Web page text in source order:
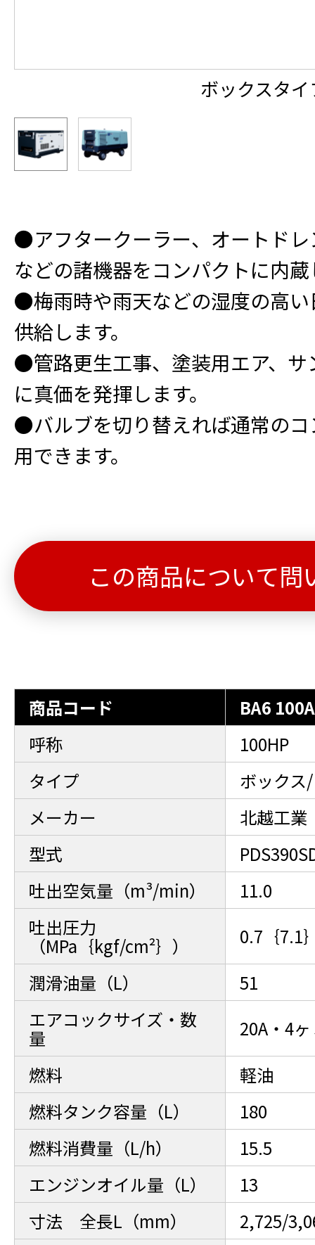
ボックスタイ
●アフタークーラー、オートド
などの諸機器をコンパクトに内
●梅雨時や雨天などの湿度の高
供給します。
●管路更生工事、塗装用エア、サ
に真価を発揮します。
●バルブを切り替えれば通常のコ
用できます。
この商品について問
商品コード
BA6
呼称
100HP
タイプ
ボックス
メーカー
北越工業
型式
吐出空気量（m³/min）
11.0
吐出圧力
（MPa｛kgf/cm²｝）
0.7｛7.1
潤滑油量（L）
51
エアコックサイズ・数
量
20A・4
燃料
軽油
燃料タンク容量（L）
180
燃料消費量（L/h）
15.5
エンジンオイル量（L）
13
寸法 全長L（mm）
2,725/